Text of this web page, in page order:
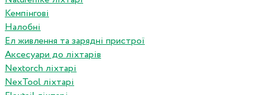
Кемпінгові
Налобні
Ел живлення та зарядні пристрої
Аксесуари до ліхтарів
Nextorch ліхтарі
NexTool ліхтарі